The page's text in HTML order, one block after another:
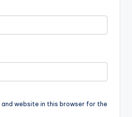
and website in this browser for the